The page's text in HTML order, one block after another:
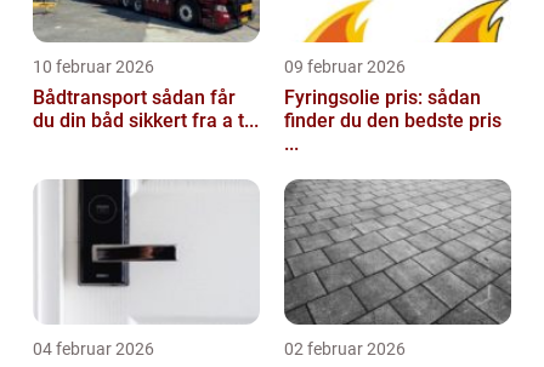
10 februar 2026
Bådtransport sådan får
du din båd sikkert fra a t...
09 februar 2026
Fyringsolie pris: sådan
finder du den bedste pris
...
04 februar 2026 02 februar 2026